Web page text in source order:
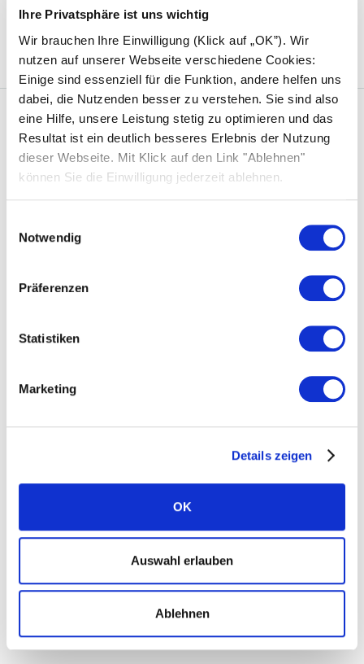
Ihre Privatsphäre ist uns wichtig
Wir brauchen Ihre Einwilligung (Klick auf „OK”). Wir
nutzen auf unserer Webseite verschiedene Cookies:
Einige sind essenziell für die Funktion, andere helfen uns
dabei, die Nutzenden besser zu verstehen. Sie sind also
eine Hilfe, unsere Leistung stetig zu optimieren und das
Resultat ist ein deutlich besseres Erlebnis der Nutzung
dieser Webseite. Mit Klick auf den Link "Ablehnen"
können Sie die Einwilligung jederzeit ablehnen.
Notwendig
Präferenzen
Statistiken
Marketing
Details zeigen
OK
Auswahl erlauben
Ablehnen
Photovoltaik für Parkplatzüberdachung
einsetzen
Solarwatt
Über uns
Nachhaltigkeit
Karriere
FAQ Solarwatt
Ratgeber
Kategorie Bau und Recht
Kategorie Beratung und Planung
Kategorie E-Mobilität